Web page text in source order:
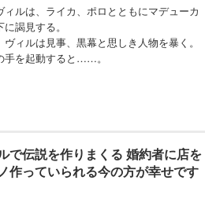
ルは、ライカ、ポロとともにマデューカ
謁見する。
ィルは見事、黒幕と思しき人物を暴く。
手を起動すると……。
で伝説を作りまくる 婚約者に店を
作っていられる今の方が幸せです